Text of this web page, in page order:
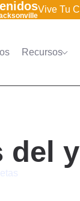
Vive Tu
Recursos
del